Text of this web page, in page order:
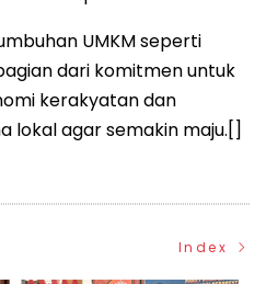
UMKM seperti
dari komitmen untuk
kerakyatan dan
lokal agar semakin maju.[]
Index